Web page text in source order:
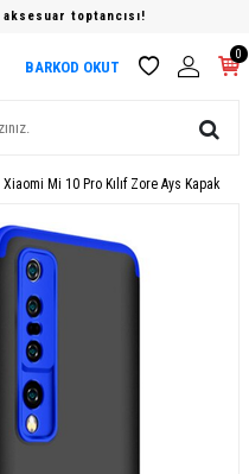
toptancısı!
BARKOD OKUT
0
Xiaomi Mi 10 Pro Kılıf Zore Ays Kapak